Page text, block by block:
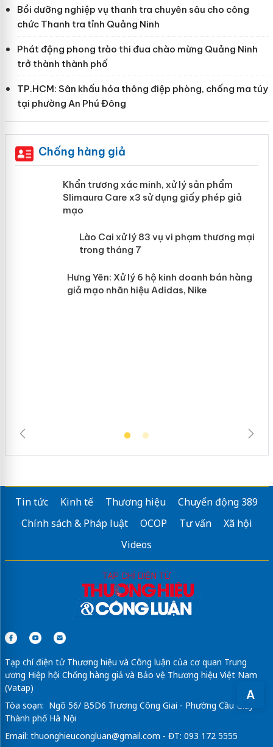
A
Bồi dưỡng nghiệp vụ thanh tra chuyên sâu cho công
chức Thanh tra tỉnh Quảng Ninh
Phát động phong trào thi đua chào mừng Quảng Ninh
trở thành thành phố
TP.HCM: Sân khấu hóa thông điệp phòng, chống ma túy
tại phường An Phú Đông
Chống hàng giả
Khẩn trương xác minh, xử lý sản phẩm
Slimaura Care x3 sử dụng giấy phép
mại trong tháng 7
Tin tức Kinh tế Thương hiệu
Chuyển động 389
Chính sách & Pháp luật
OCOP Tư vấn
Xã hội
Videos
Tạp chí điện tử Thương hiệu và Công luận của cơ quan Trung
ương Hiệp hội Chống hàng giả và Bảo vệ Thương hiệu Việt Nam
(Vatap)
Tòa soạn: Ngõ 56/ B5D6 Trương Công Giai - Phường Cầu Giấy -
Thành phố Hà Nội
Email: thuonghieucongluan@gmail.com - ĐT: 093 172 5555